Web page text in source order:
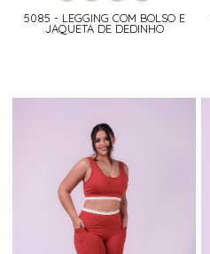
5085 - LEGGING COM BOLSO E
JAQUETA DE DEDINHO